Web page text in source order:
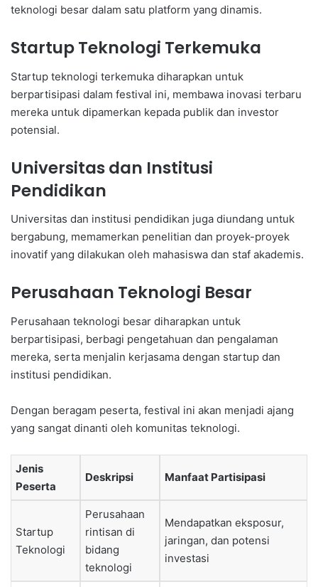
teknologi besar dalam satu platform yang dinamis.
Startup Teknologi Terkemuka
Startup teknologi terkemuka diharapkan untuk
berpartisipasi dalam festival ini, membawa inovasi terbaru
mereka untuk dipamerkan kepada publik dan investor
potensial.
Universitas dan Institusi
Pendidikan
Universitas dan institusi pendidikan juga diundang untuk
bergabung, memamerkan penelitian dan proyek-proyek
inovatif yang dilakukan oleh mahasiswa dan staf akademis.
Perusahaan Teknologi Besar
Perusahaan teknologi besar diharapkan untuk
berpartisipasi, berbagi pengetahuan dan pengalaman
mereka, serta menjalin kerjasama dengan startup dan
institusi pendidikan.
Dengan beragam peserta, festival ini akan menjadi ajang
yang sangat dinanti oleh komunitas teknologi.
Jenis
Peserta
Deskripsi Manfaat Partisipasi
Startup
Teknologi
Perusahaan
rintisan di
bidang
teknologi
Mendapatkan eksposur,
jaringan, dan potensi
investasi